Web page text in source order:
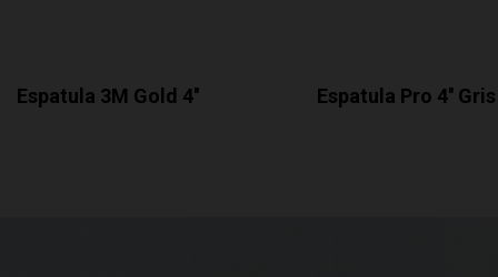
Espatula 3M Gold 4'' Espatula Pro 4'' Gris